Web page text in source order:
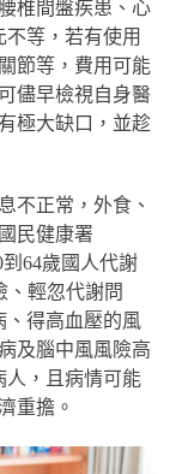
椎間盤疾患、心
等，若有使用
節等，費用可能
儘早檢視自身醫
極大缺口，並趁
不正常，外食、
民健康署
到64歲國人代謝
、輕忽代謝問
、得高血壓的風
及腦中風風險高
人，且病情可能
重擔。